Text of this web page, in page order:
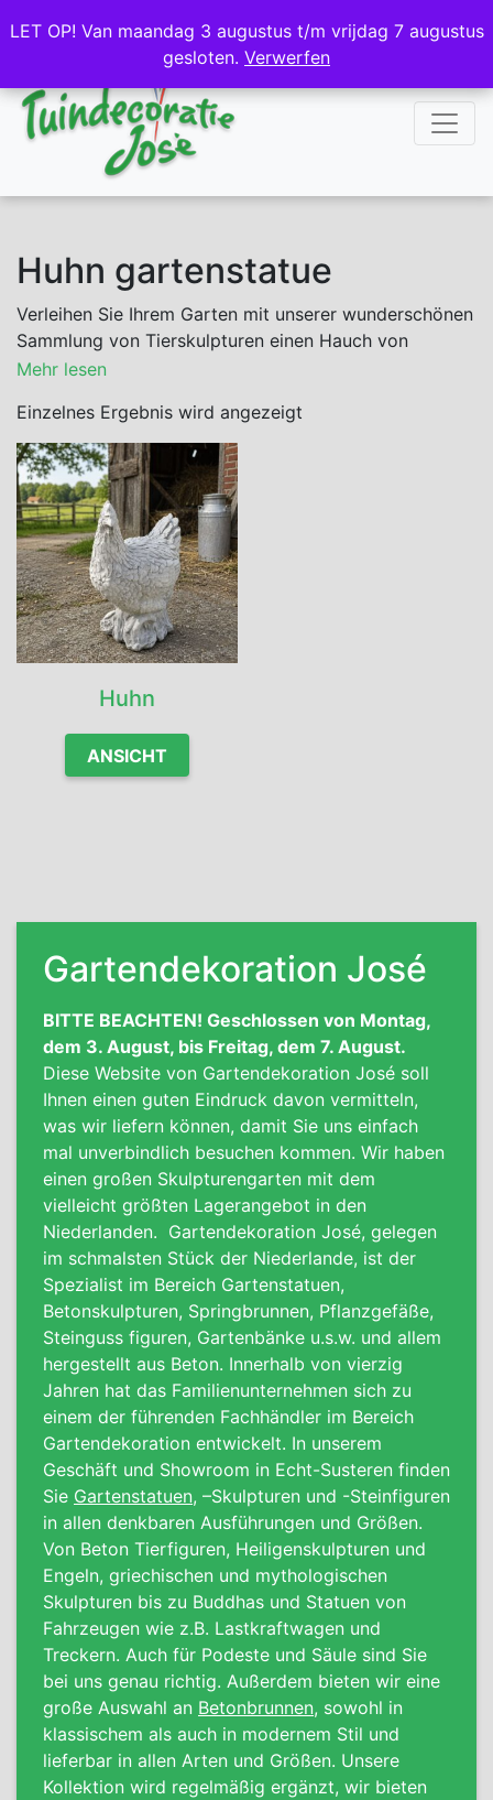
NL DE
Huhn gartenstatue
Verleihen Sie Ihrem Garten mit unserer wunderschönen
Sammlung von Tierskulpturen einen Hauch von
ländlichem Charme. Sie suchen eine einzigartige
unser Huhn aus Beton an, eine attraktive Ergänzung für
jeden Außenbereich. Egal, ob Sie Tierliebhaber sind
oder einfach nur einen originellen Akzent für Ihren
Garten suchen, in unserem Gartencenter in Limburg
werden Sie garantiert fündig. Entdecken Sie unser
Sortiment und lassen Sie sich inspirieren.
Mehr lesen
Einzelnes Ergebnis wird angezeigt
Huhn
ANSICHT
Gartendekoration José
BITTE BEACHTEN! Geschlossen von Montag,
dem 3. August, bis Freitag, dem 7. August.
Diese Website von Gartendekoration José soll
Ihnen einen guten Eindruck davon vermitteln,
was wir liefern können, damit Sie uns einfach
mal unverbindlich besuchen kommen. Wir haben
einen großen Skulpturengarten mit dem
vielleicht größten Lagerangebot in den
Niederlanden. Gartendekoration José, gelegen
im schmalsten Stück der Niederlande, ist der
Spezialist im Bereich Gartenstatuen,
Betonskulpturen, Springbrunnen, Pflanzgefäße,
Steinguss figuren, Gartenbänke u.s.w. und allem
hergestellt aus Beton. Innerhalb von vierzig
Jahren hat das Familienunternehmen sich zu
einem der führenden Fachhändler im Bereich
Gartendekoration entwickelt. In unserem
Geschäft und Showroom in Echt-Susteren finden
Sie Gartenstatuen, –Skulpturen und -Steinfiguren
in allen denkbaren Ausführungen und Größen.
Von Beton Tierfiguren, Heiligenskulpturen und
Engeln, griechischen und mythologischen
Skulpturen bis zu Buddhas und Statuen von
Fahrzeugen wie z.B. Lastkraftwagen und
Treckern. Auch für Podeste und Säule sind Sie
bei uns genau richtig. Außerdem bieten wir eine
große Auswahl an Betonbrunnen, sowohl in
klassischem als auch in modernem Stil und
lieferbar in allen Arten und Größen. Unsere
Kollektion wird regelmäßig ergänzt, wir bieten
LET OP! Van maandag 3 augustus t/m vrijdag 7 augustus
gesloten. Verwerfen
LET OP! Van maandag 3 augustus t/m vrijdag 7 augustus
gesloten. Verwerfen